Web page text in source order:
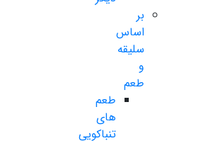
بر
اساس
سلیقه
و
طعم
طعم
های
تنباکویی